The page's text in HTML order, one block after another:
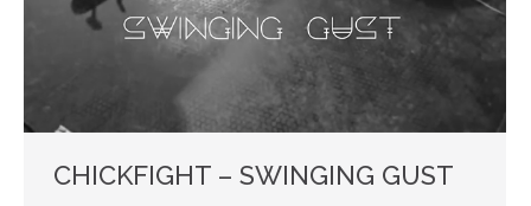
CHICKFIGHT – SWINGING GUST